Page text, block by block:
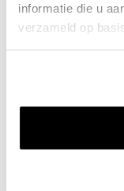
informatie die u
verzameld op
Blogs